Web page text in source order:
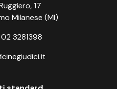
17
Milanese (MI)
3281398